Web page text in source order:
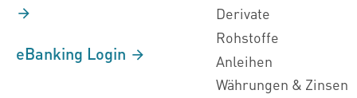
eBanking Login
Derivate
Rohstoffe
Anleihen
Währungen & Zinsen